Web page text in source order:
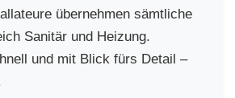
übernehmen sämtliche
Sanitär und Heizung.
und mit Blick fürs Detail –